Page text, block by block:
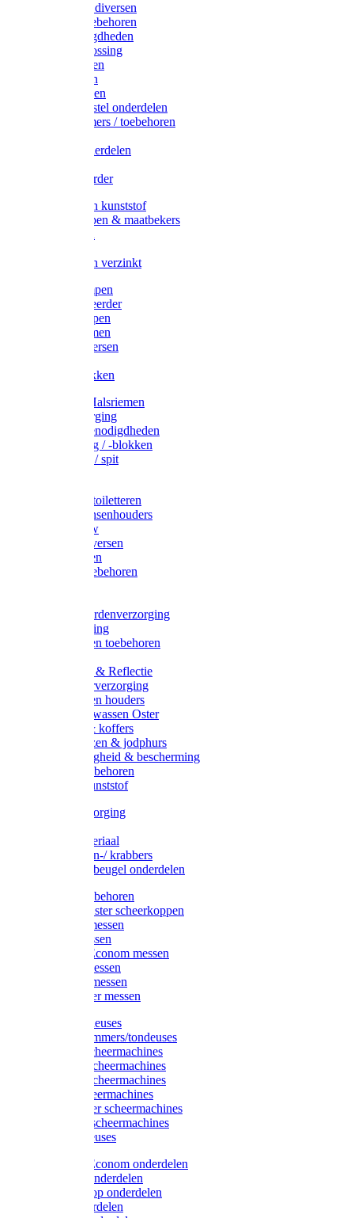
Koe / Stier diversen
Melkers toebehoren
Stalbenodigdheden
Kalververlossing
Stierenringen
Onthoornen
Kalverflessen
Koerugborstel onderdelen
Kalveremmers / toebehoren
Koelift onderdelen
Uieronthaarder
Voerbakken kunststof
Voerscheppen & maatbekers
Voerbakken verzinkt
Warmtelampen
Staartcoupeerder
Biggenkappen
Neuskrammen
Varken diversen
Varkensbakken
Halsters / Halsriemen
Hoefverzorging
Lammer benodigdheden
Ramdektuig / -blokken
Vastzetpen / spit
Poetsen & toiletteren
Zadel-/Trensenhouders
Halstertouw
Halsters diversen
Hoofdstellen
Zadel & toebehoren
Rapide paardenverzorging
Ruiter kleding
Hoofdstellen toebehoren
Verlichting & Reflectie
Rapide leerverzorging
Likstenen en houders
Poetsen & wassen Oster
Poetssets & koffers
Ruiter laarzen & jodphurs
Ruiter veiligheid & bescherming
Ruiter - toebehoren
Voerbak kunststof
Klauwverzorging
Injectiemateriaal
Hoefmessen-/ krabbers
Hoefbekapbeugel onderdelen
Messen toebehoren
Moser & Oster scheerkoppen
Hauptner messen
Liscop messen
Aesculap/Econom messen
Heiniger messen
Constanta messen
FarmClipper messen
Moser tondeuses
Overige trimmers/tondeuses
Heiniger scheermachines
Hauptner scheermachines
Aesculap scheermachines
Liscop scheermachines
FarmClipper scheermachines
Constanta scheermachines
Wahl tondeuses
Aesculap/Econom onderdelen
Hauptner onderdelen
Lister/Liscop onderdelen
Eider onderdelen